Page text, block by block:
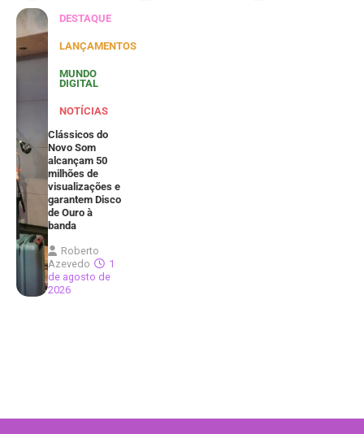
DESTAQUE
LANÇAMENTOS
MUNDO
DIGITAL
NOTÍCIAS
Clássicos do
Novo Som
alcançam 50
milhões de
visualizações e
garantem Disco
de Ouro à
banda
Roberto
Azevedo
1
de agosto de
2026